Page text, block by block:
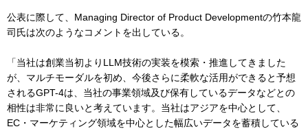
公表に際して、Managing Director of Product Developmentの竹本龍
司氏は次のようなコメントを出している。
「当社は創業当初よりLLM技術の実装を模索・推進してきました
が、マルチモーダルを初め、今後さらに柔軟な活用ができると予想
されるGPT-4は、当社の事業領域及び保有しているデータなどとの
相性は非常に良いと考えています。当社はアジアを中心として、
EC・マーケティング領域を中心とした幅広いデータを蓄積している